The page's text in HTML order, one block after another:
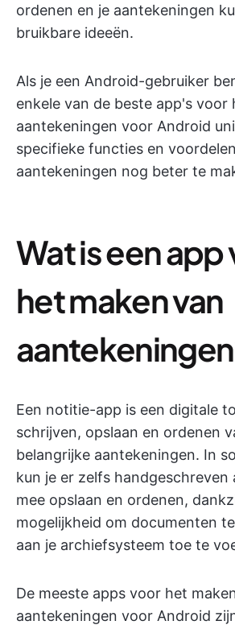
ordenen en je aantekeningen
bruikbare ideeën.
Als je een Android-gebruiker
enkele van de beste app's voor
aantekeningen voor Android
specifieke functies en
aantekeningen nog beter te
Wat is een app
het maken van
Een notitie-app is een digitale
schrijven, opslaan en ordenen
belangrijke aantekeningen. In
kun je er zelfs handgeschreven
mee opslaan en ordenen,
mogelijkheid om documenten
aan je archiefsysteem toe te
De meeste apps voor het
aantekeningen voor Android